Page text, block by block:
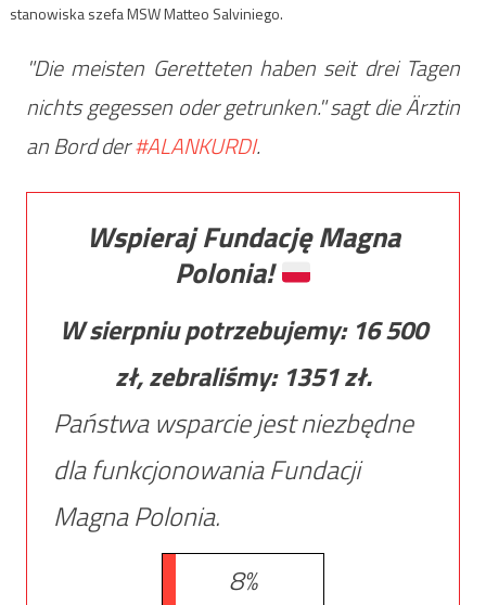
stanowiska szefa MSW Matteo Salviniego.
"Die meisten Geretteten haben seit drei Tagen
nichts gegessen oder getrunken." sagt die Ärztin
an Bord der#ALANKURDI.
Wspieraj Fundację Magna
Polonia!
W sierpniu potrzebujemy: 16 500
zł, zebraliśmy: 1351zł.
Państwa wsparcie jest niezbędne
dla funkcjonowania Fundacji
Magna Polonia.
8%